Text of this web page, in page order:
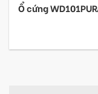
Ổ cứng